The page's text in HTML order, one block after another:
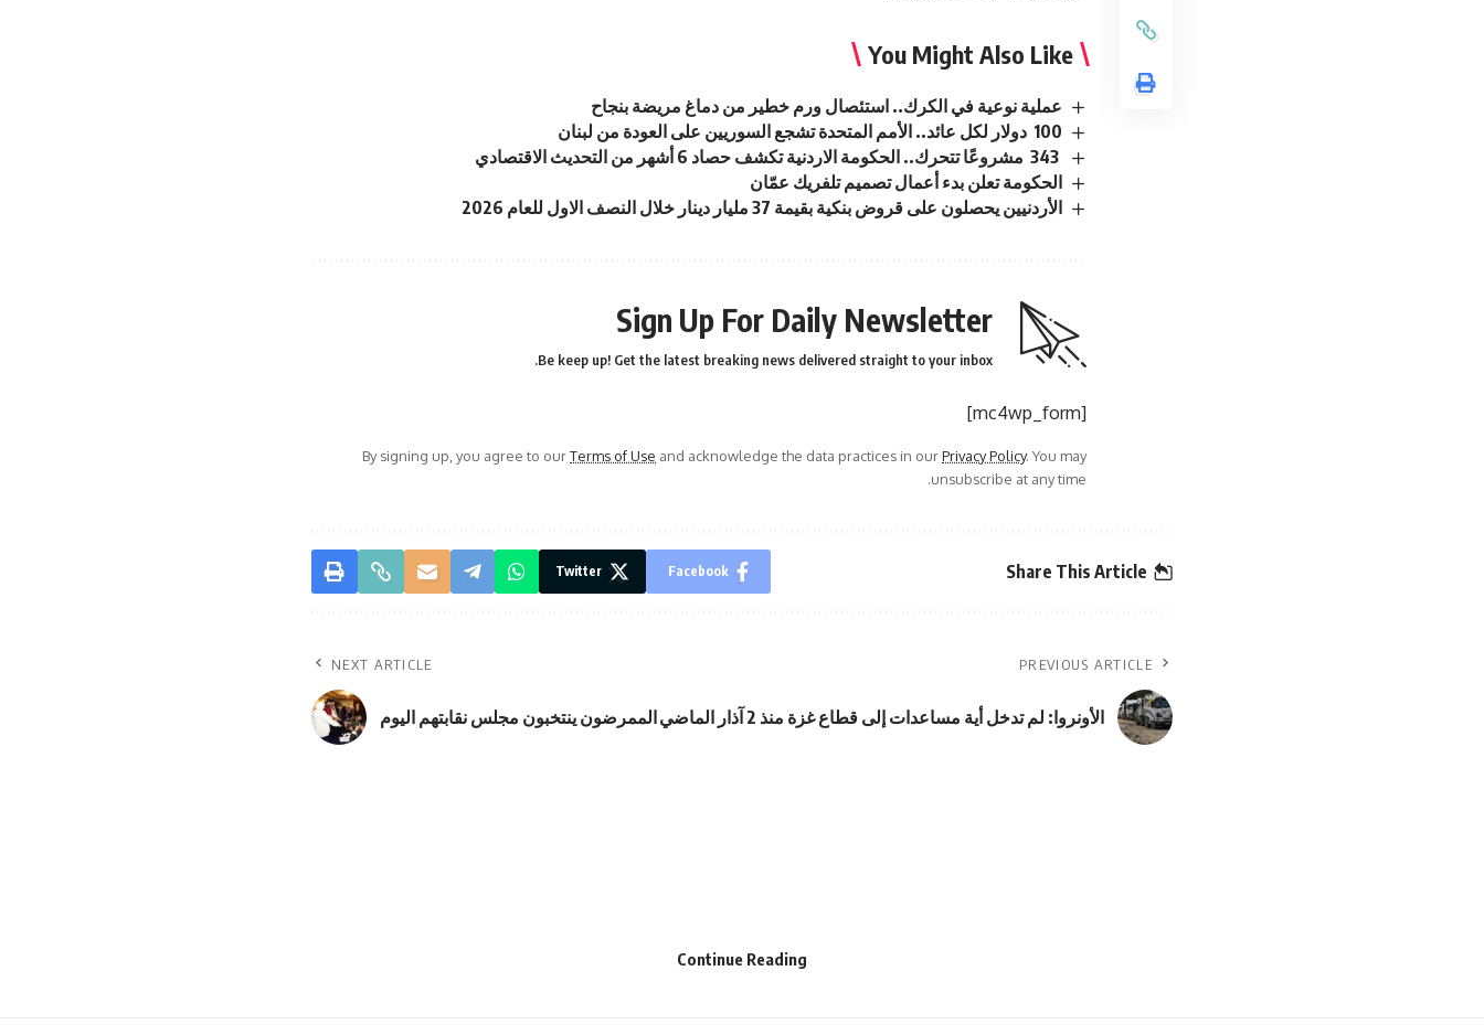
You Might Also Like
عملية نوعية في الكرك.. استئصال ورم خطير من دماغ مريضة بنجاح
100 دولار لكل عائد.. الأمم المتحدة تشجع السوريين على العودة من لبنان
343 مشروعًا تتحرك.. الحكومة الاردنية تكشف حصاد 6 أشهر من التحديث الاقتصادي
الحكومة تعلن بدء أعمال تصميم تلفريك عمّان
الأردنيين يحصلون على قروض بنكية بقيمة 37 مليار دينار خلال النصف الاول للعام 2026
Sign Up For Daily Newsletter
Be keep up! Get the latest breaking news delivered straight to your inbox.
[mc4wp_form]
By signing up, you agree to ourTerms of Use and acknowledge the data practices in ourPrivacy Policy. You may
unsubscribe at any time.
Share This Article
Facebook
Twitter
PREVIOUS ARTICLE
الأونروا: لم تدخل أية مساعدات إلى قطاع غزة منذ 2 آذار الماضي
NEXT ARTICLE
الممرضون ينتخبون مجلس نقابتهم اليوم
Continue Reading